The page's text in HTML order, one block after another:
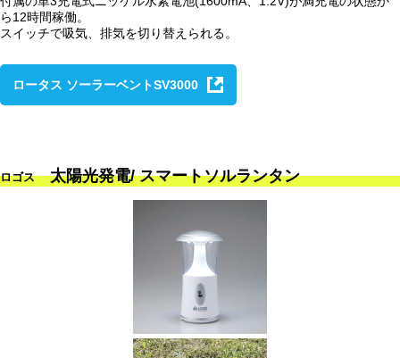
ら12時間稼働。
スイッチで吸気、排気を切り替えられる。
ロータス ソーラーベントSV3000
ロゴス太陽光発電/ スマートソルランタン